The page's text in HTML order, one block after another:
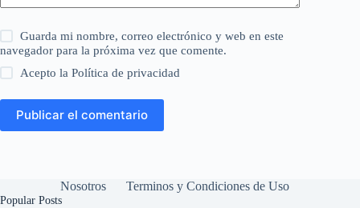
Guarda mi nombre, correo electrónico y web en este
navegador para la próxima vez que comente.
Acepto laPolítica de privacidad
Publicar el comentario
Nosotros Terminos y Condiciones de Uso
Popular Posts